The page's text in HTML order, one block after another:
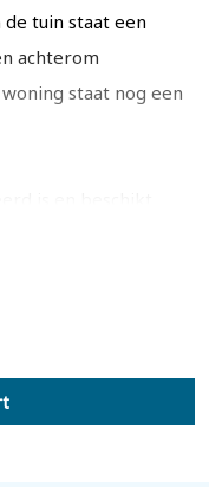
tuin staat een
achterom
staat nog een
afgegeven.
op de
tot een